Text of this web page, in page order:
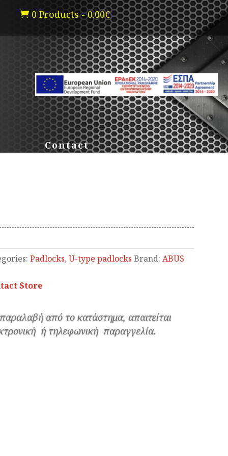
 0 Products - 0.00€
Contact
Padlocks, U-type padlocks Brand: ABUS
Store
από το κατάστημα, απαιτείται
ή τηλεφωνική παραγγελία.